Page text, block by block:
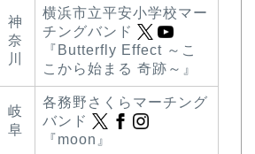
神
奈
川
横浜市立平安小学校マー
チングバンド
『Butterfly Effect ～こ
こから始まる 奇跡～』
岐
阜
各務野さくらマーチング
バンド
『moon』